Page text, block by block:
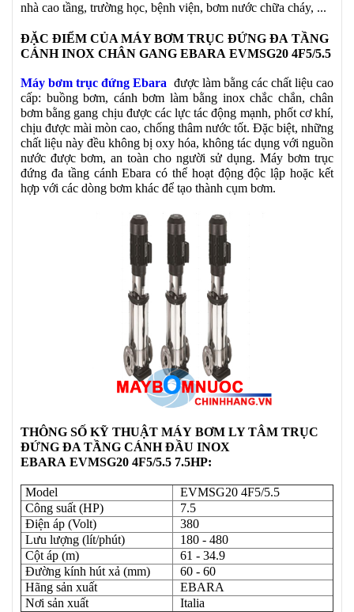
nhà cao tầng, trường học, bệnh viện, bơm nước chữa cháy, ...
ĐẶC ĐIỂM CỦA MÁY BƠM TRỤC ĐỨNG ĐA TẦNG
CÁNH INOX CHÂN GANG EBARA EVMSG20 4F5/5.5
Máy bơm trục đứng Ebara được làm bằng các chất liệu cao
cấp: buồng bơm, cánh bơm làm bằng inox chắc chắn, chân
bơm bằng gang chịu được các lực tác động mạnh, phốt cơ khí,
chịu được mài mòn cao, chống thâm nước tốt. Đặc biệt, những
chất liệu này đều không bị oxy hóa, không tác dụng với nguồn
nước được bơm, an toàn cho người sử dụng. Máy bơm trục
đứng đa tầng cánh Ebara có thể hoạt động độc lập hoặc kết
hợp với các dòng bơm khác để tạo thành cụm bơm.
THÔNG SỐ KỸ THUẬT MÁY BƠM LY TÂM TRỤC
ĐỨNG ĐA TẦNG CÁNH ĐẦU INOX
EBARA EVMSG20 4F5/5.5 7.5HP:
Model
EVMSG20 4F5/5.5
Công suất (HP)
7.5
Điện áp (Volt)
380
Lưu lượng (lít/phút)
180 - 480
Cột áp (m)
61 - 34.9
Đường kính hút xả (mm)
60 - 60
Hãng sản xuất
EBARA
Nơi sản xuất
Italia